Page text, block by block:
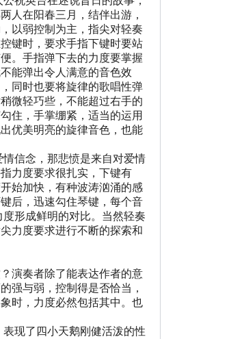
人在阳春三月，结伴出游，
以弱控制为主，指尖对轻奏
键时，要求手指下键时要站
。手指弹下去的力度要掌握
能弹出令人满意的音色效
同时也要将旋律的歌唱性弹
微轻巧些，不能超过右手的
住，手掌绷紧，适当的运用
优美明亮的旋律音色，也能
信念，那悲愤是来自对爱情
力度要求很扎实，下键有
始加快，有种波涛汹涌的感
后，迅速勾住琴键，每个音
形成鲜明的对比。当然轻奏
力度要求进行不断的探索和
演奏者除了能表达作者的意
强与弱，控制得是否恰当，
时，力度必然包括其中。也
现了四小天鹅刚健活泼的性